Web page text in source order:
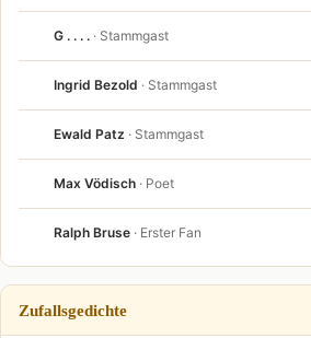
G . . . . · Stammgast
Ingrid Bezold · Stammgast
Ewald Patz · Stammgast
Max Vödisch · Poet
Ralph Bruse · Erster Fan
Zufallsgedichte